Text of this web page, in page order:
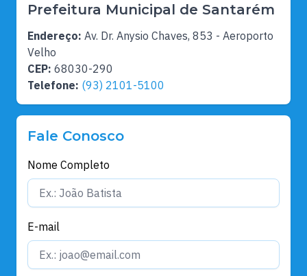
Prefeitura Municipal de Santarém
Endereço: Av. Dr. Anysio Chaves, 853 - Aeroporto
Velho
CEP: 68030-290
Telefone: (93) 2101-5100
Fale Conosco
Nome Completo
E-mail